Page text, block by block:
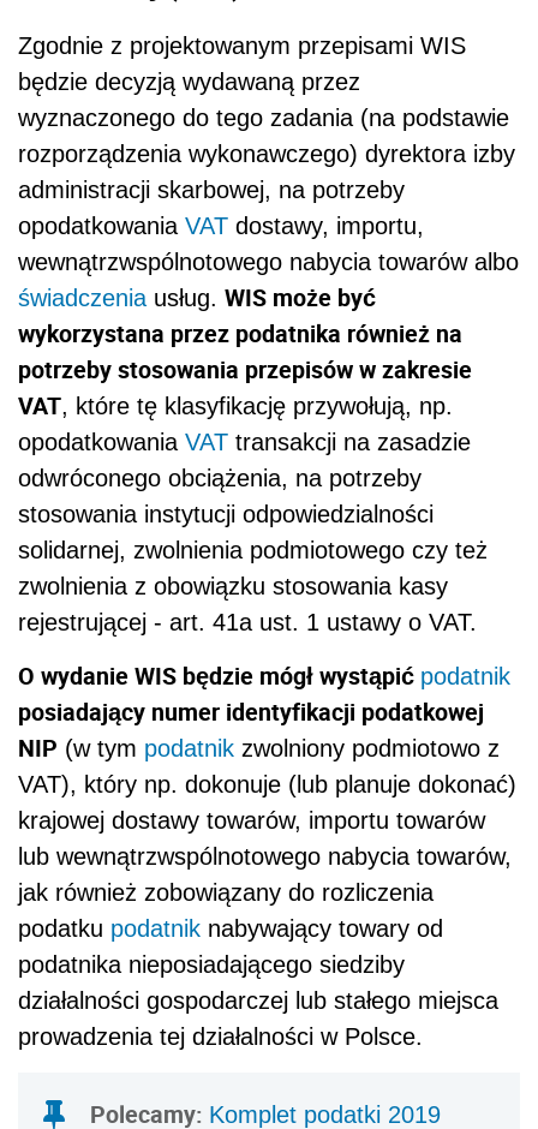
Zgodnie z projektowanym przepisami WIS
będzie decyzją wydawaną przez
wyznaczonego do tego zadania (na podstawie
rozporządzenia wykonawczego) dyrektora izby
administracji skarbowej, na potrzeby
opodatkowania VAT dostawy, importu,
wewnątrzwspólnotowego nabycia towarów albo
świadczenia usług. WIS może być
wykorzystana przez podatnika również na
potrzeby stosowania przepisów w zakresie
VAT, które tę klasyfikację przywołują, np.
opodatkowania VAT transakcji na zasadzie
odwróconego obciążenia, na potrzeby
stosowania instytucji odpowiedzialności
solidarnej, zwolnienia podmiotowego czy też
zwolnienia z obowiązku stosowania kasy
rejestrującej - art. 41a ust. 1 ustawy o VAT.
O wydanie WIS będzie mógł wystąpić podatnik
posiadający numer identyfikacji podatkowej
NIP (w tym podatnik zwolniony podmiotowo z
VAT), który np. dokonuje (lub planuje dokonać)
krajowej dostawy towarów, importu towarów
lub wewnątrzwspólnotowego nabycia towarów,
jak również zobowiązany do rozliczenia
podatku podatnik nabywający towary od
podatnika nieposiadającego siedziby
działalności gospodarczej lub stałego miejsca
prowadzenia tej działalności w Polsce.
Polecamy: Komplet podatki 2019